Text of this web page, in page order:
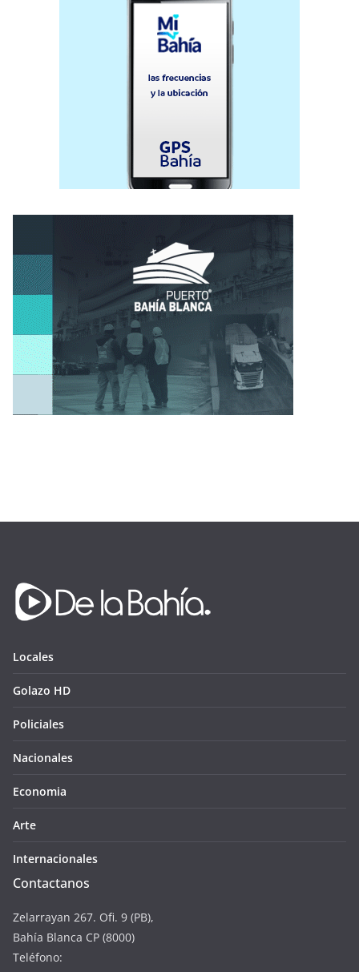
Locales
Golazo HD
Policiales
Nacionales
Economia
Arte
Internacionales
Contactanos
Zelarrayan 267. Ofi. 9 (PB),
Bahía Blanca CP (8000)
Teléfono: